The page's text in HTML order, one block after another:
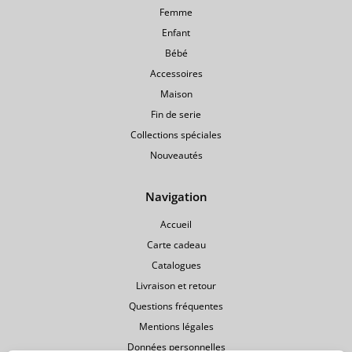
Femme
Enfant
Bébé
Accessoires
Maison
Fin de serie
Collections spéciales
Nouveautés
Navigation
Accueil
Carte cadeau
Catalogues
Livraison et retour
Questions fréquentes
Mentions légales
Données personnelles